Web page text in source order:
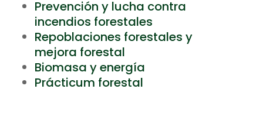
Prevención y lucha contra
incendios forestales
Repoblaciones forestales y
mejora forestal
Biomasa y energía
Prácticum forestal